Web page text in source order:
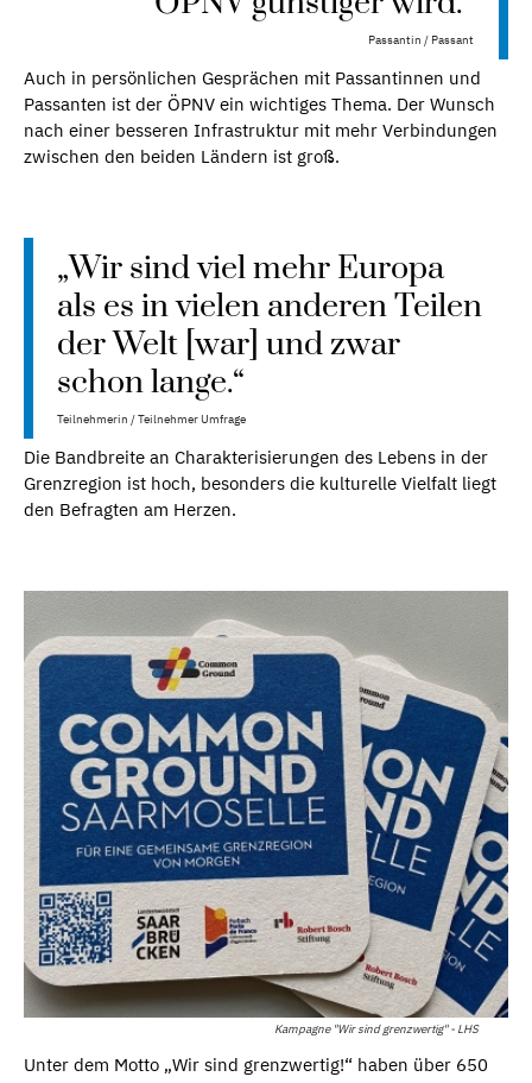
Passantin / Passant
Auch in persönlichen Gesprächen mit Passantinnen und
Passanten ist der ÖPNV ein wichtiges Thema. Der Wunsch
nach einer besseren Infrastruktur mit mehr Verbindungen
zwischen den beiden Ländern ist groß.
„Wir sind viel mehr Europa
als es in vielen anderen Teilen
der Welt [war] und zwar
schon lange.“
Teilnehmerin / Teilnehmer Umfrage
Die Bandbreite an Charakterisierungen des Lebens in der
Grenzregion ist hoch, besonders die kulturelle Vielfalt liegt
den Befragten am Herzen.
Kampagne "Wir sind grenzwertig" - LHS
Unter dem Motto „Wir sind grenzwertig!“ haben über 650